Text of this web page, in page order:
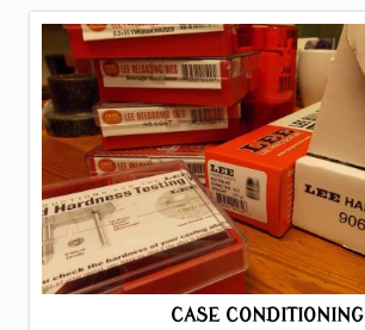
CASE CONDITIONING